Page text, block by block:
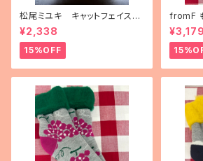
松尾ミユキ キャットフェイスブ
ランケット
¥2,338
15%OFF
fromF
puutarha
¥3,179